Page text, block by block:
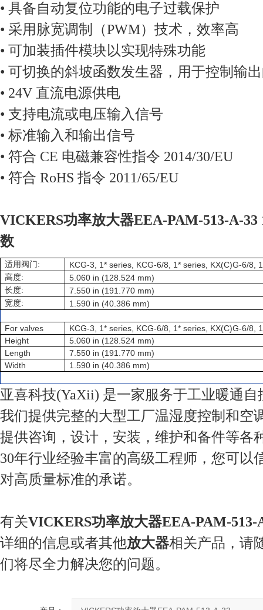
• 具备自动复位功能的电子过载保护
• 采用脉宽调制（PWM）技术，效率高
• 可加装插件模块以实现特殊功能
• 可切换的斜坡函数发生器，用于控制输
• 24V 直流电源供电
• 支持电流或电压输入信号
• 标准输入和输出信号
• 符合 CE 电磁兼容性指令 2014/30/EU
• 符合 RoHS 指令 2011/65/EU
VICKERS功率放大器EEA-PAM-513-A-33
数
适用阀门 : KCG-3, 1* series, KCG-6/8, 1* series, KX(C)G-6/8,
高度: 5.060 in (128.524 mm)
长度: 7.550 in (191.770 mm)
宽度: 1.590 in (40.386 mm)
For valves
KCG-3, 1* series, KCG-6/8, 1* series, KX(C)G-6/8,
Height
5.060 in (128.524 mm)
Length
7.550 in (191.770 mm)
Width
1.590 in (40.386 mm)
亚喜科技(YaXii) 是一家服务于工业暖通自
我们提供完整的大型工厂温湿度控制和空
提供咨询，设计，安装，维护和备件等各
30年行业经验丰富的高级工程师，您可以
对高质量标准的承诺。
有关VICKERS功率放大器EEA-PAM-513-
详细的信息或者其他放大器相关产品，请
们将尽全力解决您的问题。